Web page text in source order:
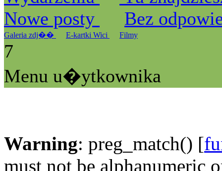
Nowe posty
Bez
Galeria zdj�� E-kartki Wici Filmy
7
Menu u�ytkownika
Warning: preg_match() [
must not be alphanumeric